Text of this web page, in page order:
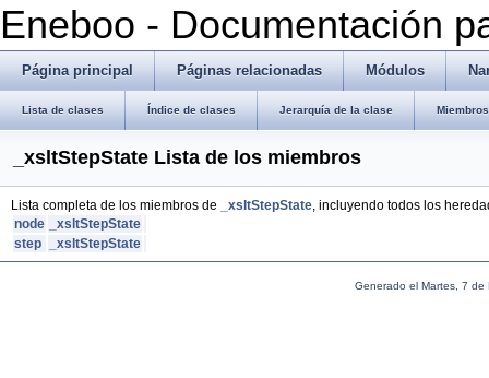
Eneboo - Documentación
Página principal Páginas relacionadas Módulos
Lista de clases Índice de clases Jerarquía de la clase
_xsltStepState Lista de los miembros
Lista completa de los miembros de _xsltStepState, incluyendo todos los
node
_xsltStepState
step
_xsltStepState
Generado el Martes, 7